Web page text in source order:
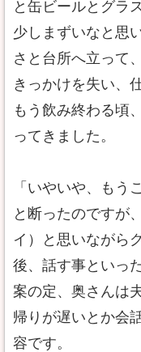
と缶ビールとグラ
少しまずいなと思
さと台所へ立って
きっかけを失い、
もう飲み終わる頃
ってきました。
「いやいや、もう
と断ったのですが
イ）と思いながら
後、話す事といっ
案の定、奥さんは
帰りが遅いとか会
容です。